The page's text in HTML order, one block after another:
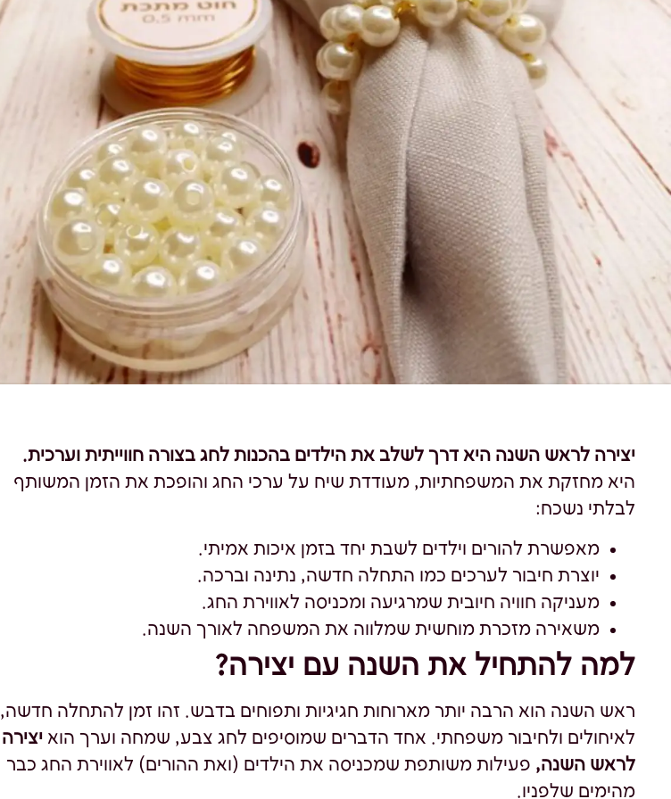
יצירה לראש השנה היא דרך לשלב את הילדים בהכנות לחג בצורה חווייתית וערכית.
היא מחזקת את המשפחתיות, מעודדת שיח על ערכי החג והופכת את הזמן המשותף
לבלתי נשכח:
מאפשרת להורים וילדים לשבת יחד בזמן איכות אמיתי.
יוצרת חיבור לערכים כמו התחלה חדשה, נתינה וברכה.
מעניקה חוויה חיובית שמרגיעה ומכניסה לאווירת החג.
משאירה מזכרת מוחשית שמלווה את המשפחה לאורך השנה.
למה להתחיל את השנה עם יצירה?
ראש השנה הוא הרבה יותר מארוחות חגיגיות ותפוחים בדבש. זהו זמן להתחלה חדשה,
לאיחולים ולחיבור משפחתי. אחד הדברים שמוסיפים לחג צבע, שמחה וערך הוא יצירה
לראש השנה, פעילות משותפת שמכניסה את הילדים (ואת ההורים) לאווירת החג כבר
מהימים שלפניו.